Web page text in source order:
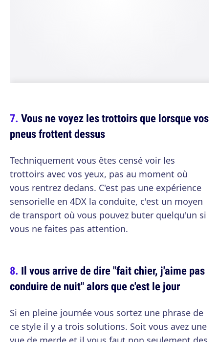
Vous ne voyez les trottoirs que lorsque vos
pneus frottent dessus
Techniquement vous êtes censé voir les
trottoirs avec vos yeux, pas au moment où
vous rentrez dedans. C'est pas une expérience
sensorielle en 4DX la conduite, c'est un moyen
de transport où vous pouvez buter quelqu'un si
vous ne faites pas attention.
Il vous arrive de dire "fait chier, j'aime pas
conduire de nuit" alors que c'est le jour
Si en pleine journée vous sortez une phrase de
ce style il y a trois solutions. Soit vous avez une